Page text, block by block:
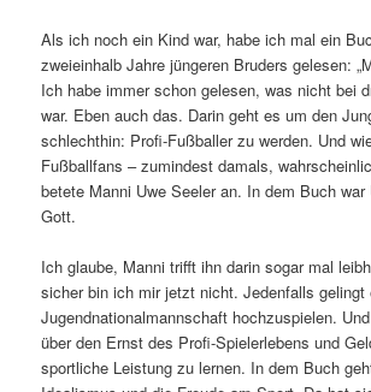
Als ich noch ein Kind war, habe ich mal ein
zweieinhalb Jahre jüngeren Bruders gelesen:
Ich habe immer schon gelesen, was nicht bei
war. Eben auch das. Darin geht es um den
schlechthin: Profi-Fußballer zu werden. Und
Fußballfans – zumindest damals,
betete Manni Uwe Seeler an. In dem Buch war
Gott.
Ich glaube, Manni trifft ihn darin sogar mal
sicher bin ich mir jetzt nicht. Jedenfalls
Jugendnationalmannschaft hochzuspielen.
über den Ernst des Profi-Spielerlebens und
sportliche Leistung zu lernen. In dem Buch